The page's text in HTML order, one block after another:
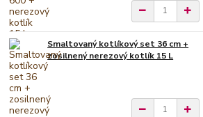
Smaltovaný kotlíkový set 36 cm +
zosilnený nerezový kotlík 15 L